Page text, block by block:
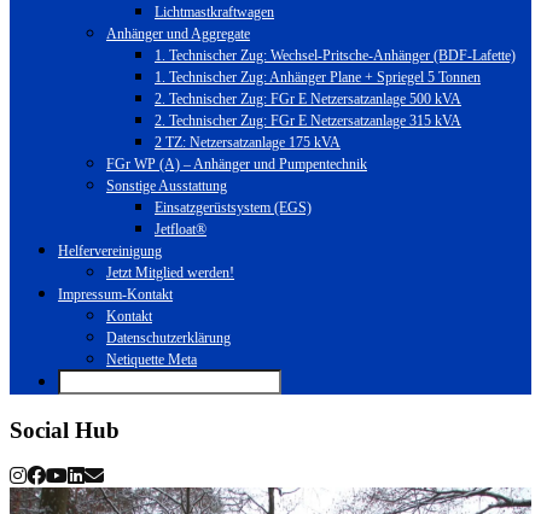
Lichtmastkraftwagen
Anhänger und Aggregate
1. Technischer Zug: Wechsel-Pritsche-Anhänger (BDF-Lafette)
1. Technischer Zug: Anhänger Plane + Spriegel 5 Tonnen
2. Technischer Zug: FGr E Netzersatzanlage 500 kVA
2. Technischer Zug: FGr E Netzersatzanlage 315 kVA
2 TZ: Netzersatzanlage 175 kVA
FGr WP (A) – Anhänger und Pumpentechnik
Sonstige Ausstattung
Einsatzgerüstsystem (EGS)
Jetfloat®
Helfervereinigung
Jetzt Mitglied werden!
Impressum-Kontakt
Kontakt
Datenschutzerklärung
Netiquette Meta
Social Hub